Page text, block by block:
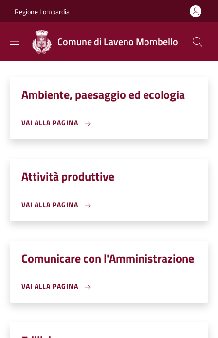
Regione Lombardia
Comune di Laveno Mombello
Ambiente, paesaggio ed ecologia
VAI ALLA PAGINA
Attività produttive
VAI ALLA PAGINA
Comunicare con l'Amministrazione
VAI ALLA PAGINA